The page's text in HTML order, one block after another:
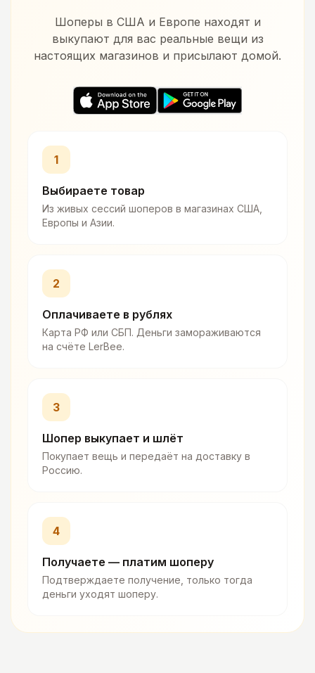
Шоперы в США и Европе находят и
выкупают для вас реальные вещи из
настоящих магазинов и присылают домой.
1
Выбираете товар
Из живых сессий шоперов в магазинах США,
Европы и Азии.
2
Оплачиваете в рублях
Карта РФ или СБП. Деньги замораживаются
на счёте LerBee.
3
Шопер выкупает и шлёт
Покупает вещь и передаёт на доставку в
Россию.
4
Получаете — платим шоперу
Подтверждаете получение, только тогда
деньги уходят шоперу.